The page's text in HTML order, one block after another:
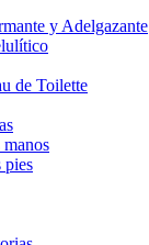
y Adelgazante
de Toilette
pies